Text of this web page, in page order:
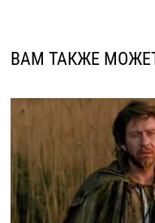
ВАМ ТАКЖЕ